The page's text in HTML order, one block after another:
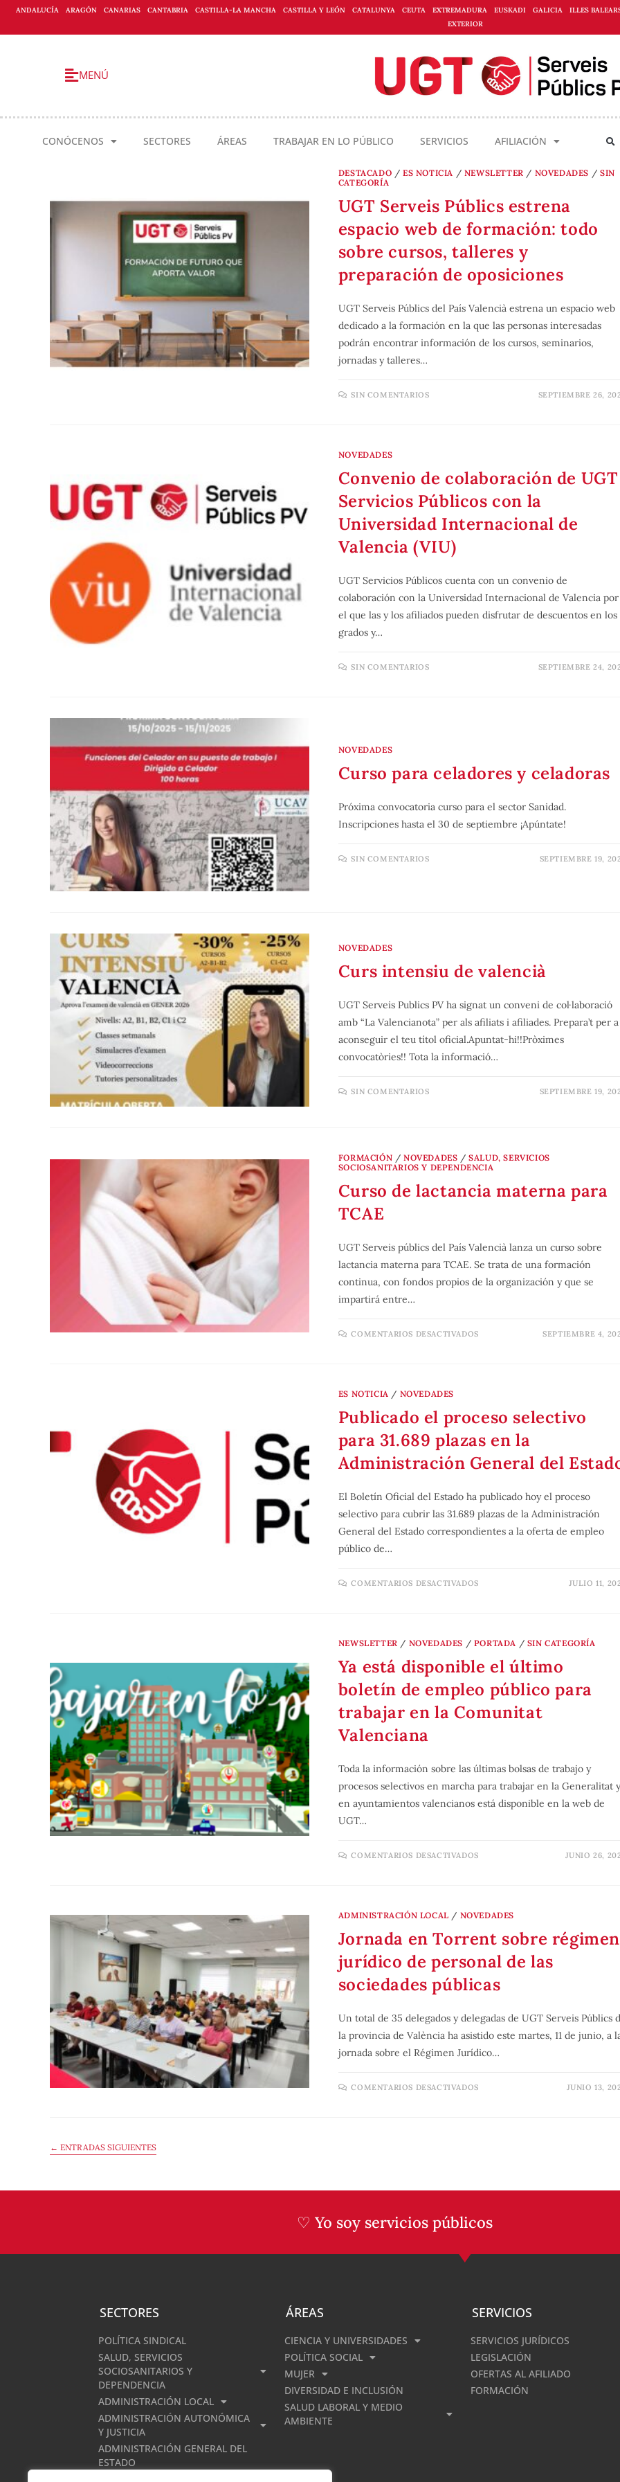
ANDALUCÍA ARAGÓN CANARIAS CANTABRIA CASTILLA-LA MANCHA CASTILLA Y LEÓN CATALUNYA CEUTA EXTREMADURA EUSKADI GALICIA
ILLES
EXTERIOR
MENÚ
CONÓCENOS SECTORES ÁREAS TRABAJAR EN LO PÚBLICO SERVICIOS AFILIACIÓN
DESTACADO /ES NOTICIA / NEWSLETTER / NOVEDADES / SIN
CATEGORÍA
UGT Serveis Públics estrena
espacio web de formación: todo
sobre cursos, talleres y
preparación de oposiciones
UGT Serveis Públics del País Valencià estrena un espacio web
dedicado a la formación en la que las personas interesadas
podrán encontrar información de los cursos, seminarios,
jornadas y talleres…
SIN COMENTARIOS SEPTIEMBRE 26,
NOVEDADES
Convenio de colaboración de UGT
Servicios Públicos con la
Universidad Internacional de
Valencia (VIU)
UGT Servicios Públicos cuenta con un convenio de
colaboración con la Universidad Internacional de Valencia por
el que las y los afiliados pueden disfrutar de descuentos en los
grados y…
SIN COMENTARIOS SEPTIEMBRE 24,
NOVEDADES
Curso para celadores y celadoras
Próxima convocatoria curso para el sector Sanidad.
Inscripciones hasta el 30 de septiembre ¡Apúntate!
SIN COMENTARIOS SEPTIEMBRE 19,
NOVEDADES
Curs intensiu de valencià
UGT Serveis Publics PV ha signat un conveni de col·laboració
amb “La Valencianota” per als afiliats i afiliades. Prepara’t per a
aconseguir el teu títol oficial.Apuntat-hi!!Pròximes
convocatòries!! Tota la informació…
SIN COMENTARIOS SEPTIEMBRE 19,
FORMACIÓN /NOVEDADES /SALUD, SERVICIOS
SOCIOSANITARIOS Y DEPENDENCIA
Curso de lactancia materna para
TCAE
UGT Serveis públics del País Valencià lanza un curso sobre
lactancia materna para TCAE. Se trata de una formación
continua, con fondos propios de la organización y que se
impartirá entre…
COMENTARIOS DESACTIVADOS SEPTIEMBRE 4,
ES NOTICIA / NOVEDADES
Publicado el proceso selectivo
para 31.689 plazas en la
Administración General del
El Boletín Oficial del Estado ha publicado hoy el proceso
selectivo para cubrir las 31.689 plazas de la Administración
General del Estado correspondientes a la oferta de empleo
público de…
COMENTARIOS DESACTIVADOS JULIO 11,
NEWSLETTER / NOVEDADES / PORTADA / SIN CATEGORÍA
Ya está disponible el último
boletín de empleo público para
trabajar en la Comunitat
Valenciana
Toda la información sobre las últimas bolsas de trabajo y
procesos selectivos en marcha para trabajar en la Generalitat y
en ayuntamientos valencianos está disponible en la web de
UGT…
COMENTARIOS DESACTIVADOS JUNIO 26,
ADMINISTRACIÓN LOCAL / NOVEDADES
Jornada en Torrent sobre régimen
jurídico de personal de las
sociedades públicas
Un total de 35 delegados y delegadas de UGT Serveis Públics
la provincia de València ha asistido este martes, 11 de junio, a
jornada sobre el Régimen Jurídico…
COMENTARIOS DESACTIVADOS JUNIO 13,
← ENTRADAS SIGUIENTES
♡ Yo soy servicios públicos
SECTORES
POLÍTICA SINDICAL
SALUD, SERVICIOS
SOCIOSANITARIOS Y
DEPENDENCIA
ADMINISTRACIÓN LOCAL
ADMINISTRACIÓN AUTONÓMICA
Y JUSTICIA
ADMINISTRACIÓN GENERAL DEL
ESTADO
ÁREAS
CIENCIA Y UNIVERSIDADES
POLÍTICA SOCIAL
MUJER
DIVERSIDAD E INCLUSIÓN
SALUD LABORAL Y MEDIO
AMBIENTE
SERVICIOS
SERVICIOS JURÍDICOS
LEGISLACIÓN
OFERTAS AL AFILIADO
FORMACIÓN